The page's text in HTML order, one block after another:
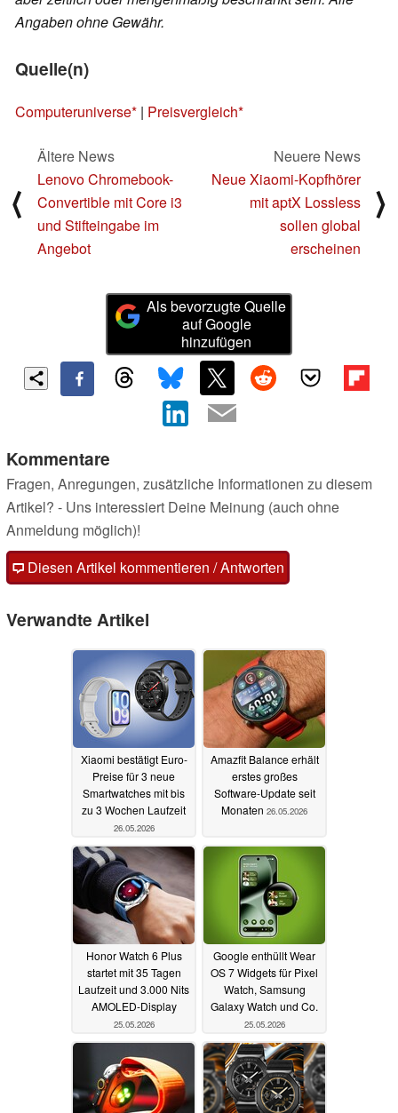
Angaben ohne Gewähr.
Quelle(n)
Computeruniverse | Preisvergleich
⟨
Ältere News
Lenovo Chromebook-
Convertible mit Core i3
und Stifteingabe im
Angebot
Neuere News
Neue Xiaomi-Kopfhörer
mit aptX Lossless
sollen global
erscheinen
⟩
Als bevorzugte Quelle
auf Google
hinzufügen
Kommentare
Fragen, Anregungen, zusätzliche Informationen zu diesem
Artikel? - Uns interessiert Deine Meinung (auch ohne
Anmeldung möglich)!
Diesen Artikel kommentieren / Antworten
Verwandte Artikel
Xiaomi bestätigt Euro-
Preise für 3 neue
Smartwatches mit bis
zu 3 Wochen Laufzeit
26.05.2026
Amazfit Balance erhält
erstes großes
Software-Update seit
Monaten 26.05.2026
Honor Watch 6 Plus
startet mit 35 Tagen
Laufzeit und 3.000 Nits
AMOLED-Display
25.05.2026
Google enthüllt Wear
OS 7 Widgets für Pixel
Watch, Samsung
Galaxy Watch und Co.
25.05.2026